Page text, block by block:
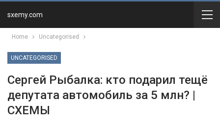
sxemy.com
Home Uncategorised
UNCATEGORISED
Сергей Рыбалка: кто подарил тещё
депутата автомобиль за 5 млн? |
СХЕМЫ